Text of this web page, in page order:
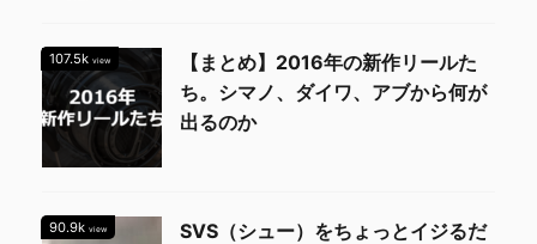
107.5k view
【まとめ】2016年の新作リールた
ち。シマノ、ダイワ、アブから何が
出るのか
90.9k view
SVS（シュー）をちょっとイジるだ